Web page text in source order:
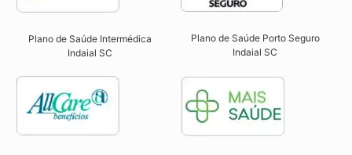
Plano de Saúde Intermédica
Indaial SC​
Plano de Saúde Porto Seguro
Indaial SC​